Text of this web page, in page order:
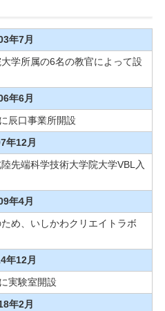
年7月
学所属の6名の教官によって設
年6月
辰口事業所開設
年12月
先端科学技術大学院大学VBL入
年4月
め、いしかわクリエイトラボ
年12月
実験室開設
年2月